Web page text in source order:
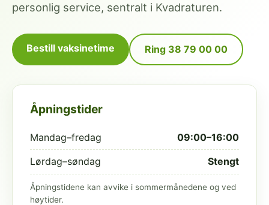
personlig service, sentralt i Kvadraturen.
Bestill vaksinetime Ring 38 79 00 00
Åpningstider
Mandag–fredag 09:00–16:00
Lørdag–søndag Stengt
Åpningstidene kan avvike i sommermånedene og ved
høytider.